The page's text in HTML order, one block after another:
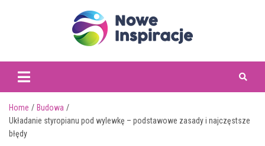
Home
Budowa
Układanie styropianu pod wylewkę – podstawowe zasady i najczęstsze
błędy